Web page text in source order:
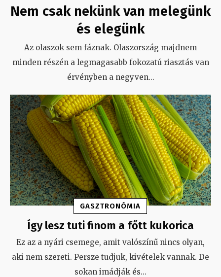
Nem csak nekünk van melegünk
és elegünk
Az olaszok sem fáznak. Olaszország majdnem
minden részén a legmagasabb fokozatú riasztás van
érvényben a negyven...
GASZTRONÓMIA
Így lesz tuti finom a főtt kukorica
Ez az a nyári csemege, amit valószínű nincs olyan,
aki nem szereti. Persze tudjuk, kivételek vannak. De
sokan imádják és...